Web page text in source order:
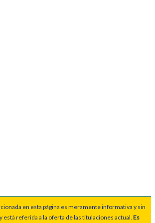
en esta página es meramente informativa y sin
está referida a la oferta de las titulaciones actual. Es